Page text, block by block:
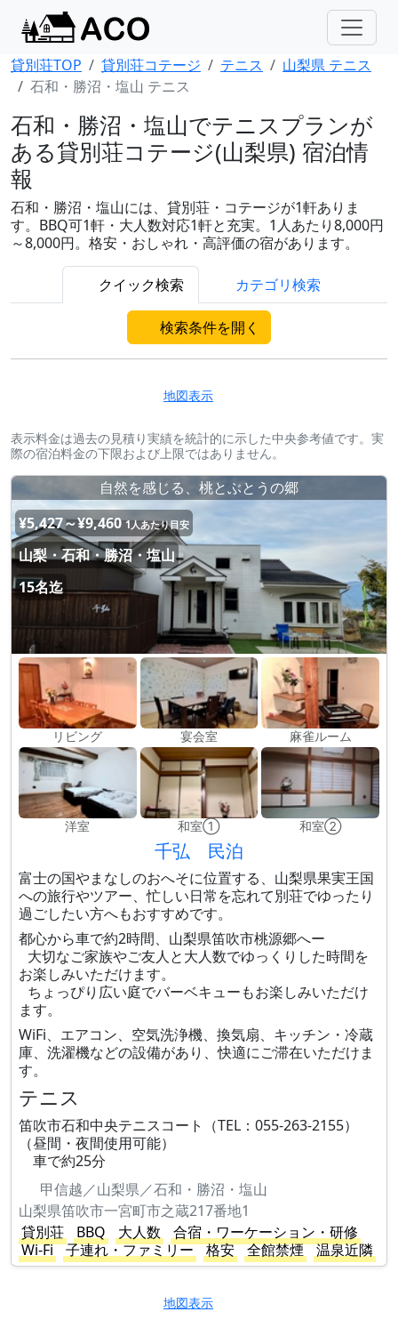
貸別荘TOP 貸別荘コテージ テニス
山梨県 テニス
石和・勝沼・塩山 テニス
石和・勝沼・塩山でテニスプランが
ある貸別荘コテージ(山梨県) 宿泊情
報
石和・勝沼・塩山には、貸別荘・コテージが1軒ありま
す。BBQ可1軒・大人数対応1軒と充実。1人あたり8,000円
～8,000円。格安・おしゃれ・高評価の宿があります。
クイック検索 カテゴリ検索
検索条件を開く
地図表示
表示料金は過去の見積り実績を統計的に示した中央参考値です。実
際の宿泊料金の下限および上限ではありません。
自然を感じる、桃とぶとうの郷
¥5,427～¥9,460 1人あたり目安
山梨・石和・勝沼・塩山
15名迄
リビング 宴会室 麻雀ルーム
洋室 和室① 和室②
千弘 民泊
富士の国やまなしのおへそに位置する、山梨県果実王国
への旅行やツアー、忙しい日常を忘れて別荘でゆったり
過ごしたい方へもおすすめです。
都心から車で約2時間、山梨県笛吹市桃源郷へー
大切なご家族やご友人と大人数でゆっくりした時間を
お楽しみいただけます。
ちょっぴり広い庭でバーベキューもお楽しみいただけ
ます。
WiFi、エアコン、空気洗浄機、換気扇、キッチン・冷蔵
庫、洗濯機などの設備があり、快適にご滞在いただけま
す。
テニス
笛吹市石和中央テニスコート（TEL：055-263-2155）
（昼間・夜間使用可能）
車で約25分
甲信越／山梨県／石和・勝沼・塩山
山梨県笛吹市一宮町市之蔵217番地1
貸別荘
BBQ 大人数
合宿・ワーケーション・研修
Wi-Fi
子連れ・ファミリー 格安 全館禁煙 温泉近隣
地図表示